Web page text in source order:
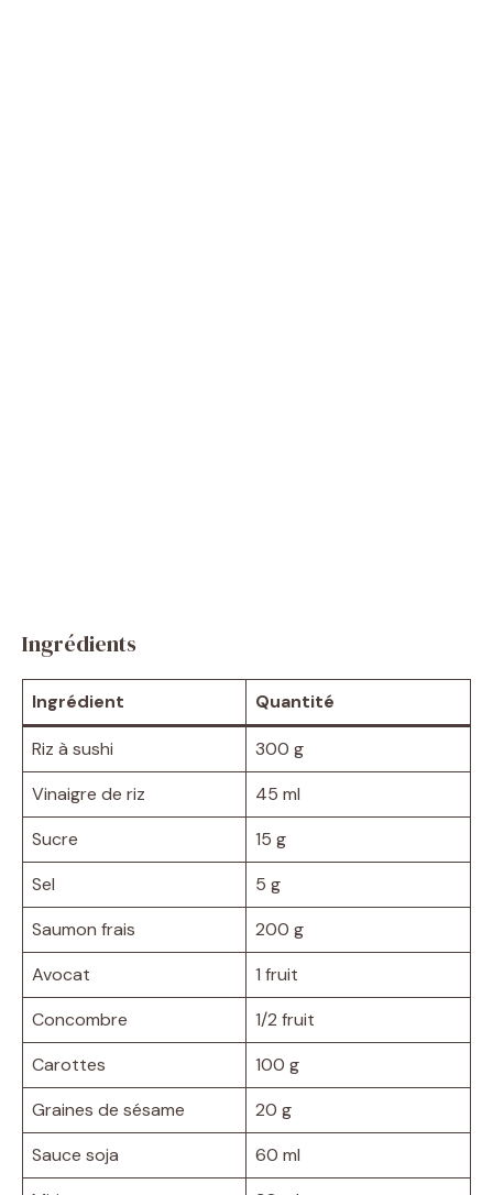
Ingrédients
Ingrédient Quantité
Riz à sushi
300 g
Vinaigre de riz
45 ml
Sucre
15 g
Sel
5 g
Saumon frais
200 g
Avocat
1 fruit
Concombre
1/2 fruit
Carottes
100 g
Graines de sésame
20 g
Sauce soja
60 ml